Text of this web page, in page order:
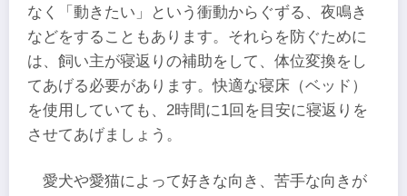
なく「動きたい」という衝動からぐずる、夜鳴き
などをすることもあります。それらを防ぐために
は、飼い主が寝返りの補助をして、体位変換をし
てあげる必要があります。快適な寝床（ベッド）
を使用していても、2時間に1回を目安に寝返りを
させてあげましょう。
愛犬や愛猫によって好きな向き、苦手な向きが